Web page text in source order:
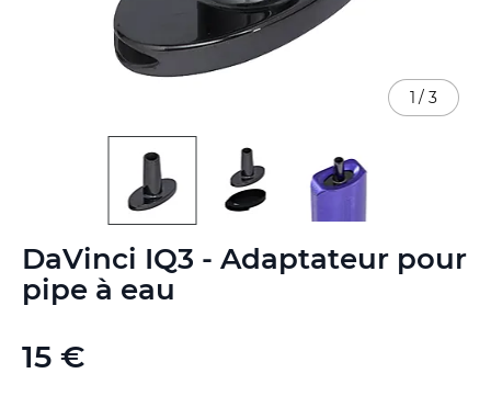
DaVinci IQ3 - Adaptateur pour
pipe à eau
15 €
1 / 3
to
the
beginning
the
images